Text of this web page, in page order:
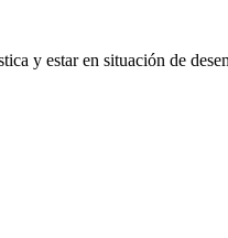
y estar en situación de